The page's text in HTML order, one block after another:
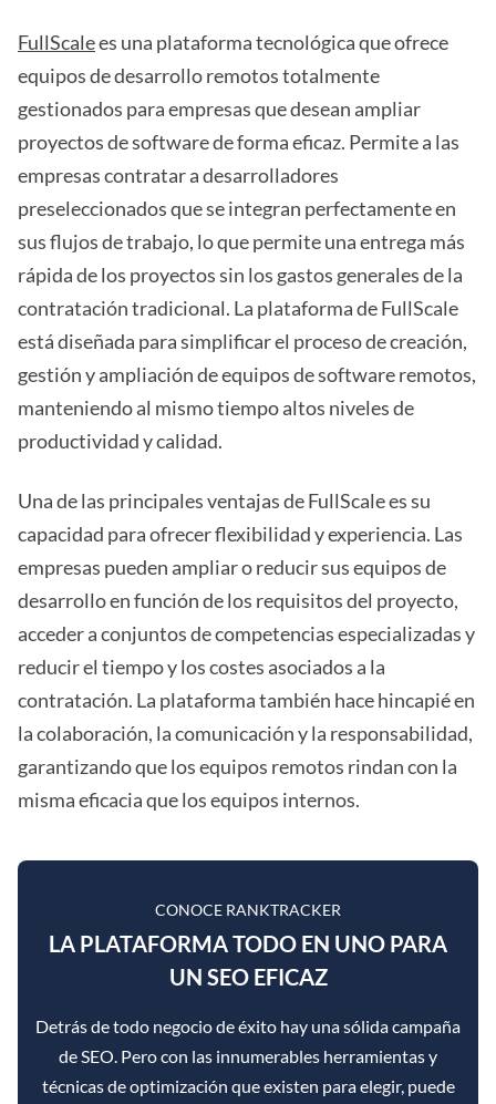
FullScalees una plataforma tecnológica que ofrece
equipos de desarrollo remotos totalmente
gestionados para empresas que desean ampliar
proyectos de software de forma eficaz. Permite a las
empresas contratar a desarrolladores
preseleccionados que se integran perfectamente en
sus flujos de trabajo, lo que permite una entrega más
rápida de los proyectos sin los gastos generales de la
contratación tradicional. La plataforma de FullScale
está diseñada para simplificar el proceso de creación,
gestión y ampliación de equipos de software remotos,
manteniendo al mismo tiempo altos niveles de
productividad y calidad.
Una de las principales ventajas de FullScale es su
capacidad para ofrecer flexibilidad y experiencia. Las
empresas pueden ampliar o reducir sus equipos de
desarrollo en función de los requisitos del proyecto,
acceder a conjuntos de competencias especializadas y
reducir el tiempo y los costes asociados a la
contratación. La plataforma también hace hincapié en
la colaboración, la comunicación y la responsabilidad,
garantizando que los equipos remotos rindan con la
misma eficacia que los equipos internos.
CONOCE RANKTRACKER
LA PLATAFORMA TODO EN UNO PARA
UN SEO EFICAZ
Detrás de todo negocio de éxito hay una sólida campaña
de SEO. Pero con las innumerables herramientas y
técnicas de optimización que existen para elegir, puede